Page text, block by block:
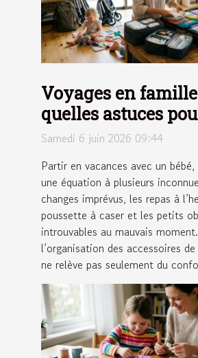
Voyages en
quelles astuces
optimiser
puériculture ?
Samedi 6 juin 2026 09:44
Partir en vacances avec un
une équation à plusieurs
changes imprévus, les repas à
poussette à caser et les petits
introuvables au mauvais
l’organisation des accessoires
ne relève pas seulement du